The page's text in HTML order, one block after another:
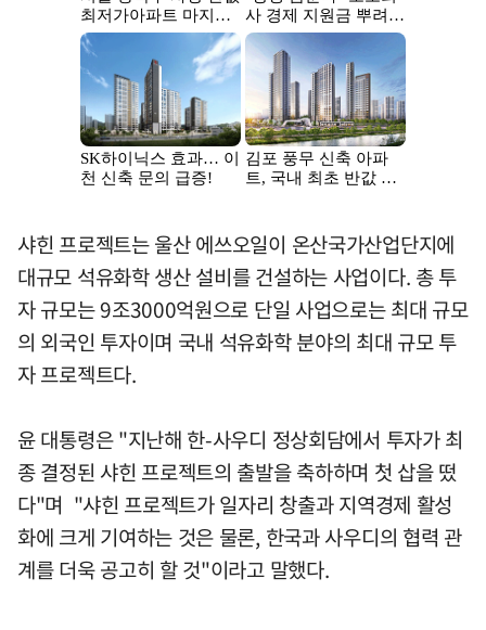
샤힌 프로젝트는 울산 에쓰오일이 온산국가산업단지에
대규모 석유화학 생산 설비를 건설하는 사업이다. 총 투
자 규모는 9조3000억원으로 단일 사업으로는 최대 규모
의 외국인 투자이며 국내 석유화학 분야의 최대 규모 투
자 프로젝트다.
윤 대통령은 "지난해 한-사우디 정상회담에서 투자가 최
종 결정된 샤힌 프로젝트의 출발을 축하하며 첫 삽을 떴
다"며 "샤힌 프로젝트가 일자리 창출과 지역경제 활성
화에 크게 기여하는 것은 물론, 한국과 사우디의 협력 관
계를 더욱 공고히 할 것"이라고 말했다.